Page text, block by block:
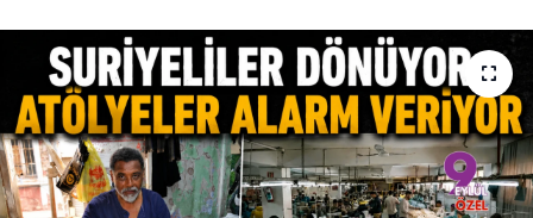
TEKNOLOJİ
YAŞAM
YEREL YÖNETİMLER